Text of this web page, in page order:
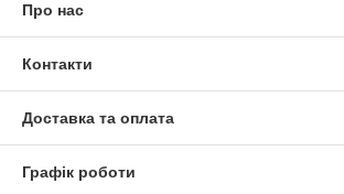
Про нас
Контакти
Доставка та оплата
Графік роботи